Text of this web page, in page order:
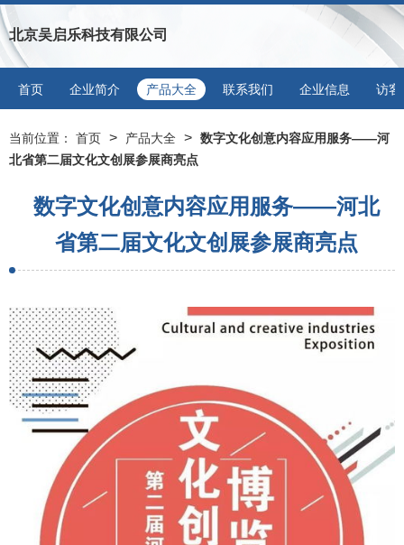
北京吴启乐科技有限公司
首页 企业简介 产品大全 联系我们 企业信息 访客
当前位置： 首页 > 产品大全 > 数字文化创意内容应用服务——河
北省第二届文化文创展参展商亮点
数字文化创意内容应用服务——河北
省第二届文化文创展参展商亮点